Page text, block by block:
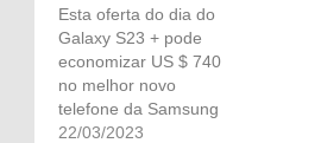
Esta oferta do dia do
Galaxy S23 + pode
economizar US $ 740
no melhor novo
telefone da Samsung
22/03/2023